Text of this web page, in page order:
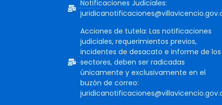
Notificaciones Judiciales:
Acciones de tutela: Las notificaciones
judiciales, requerimientos previos,
incidentes de desacato e informe de los
sectores, deben ser radicadas
únicamente y exclusivamente en el
buzón de correo: